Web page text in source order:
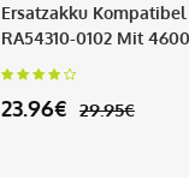
Ersatzakku
RA54310-0102 Mit
23.96€ 29.95€